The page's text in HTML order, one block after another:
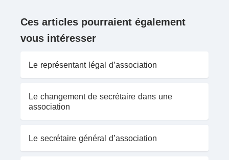
Ces articles pourraient également
vous intéresser
Le représentant légal d’association
Le changement de secrétaire dans une
association
Le secrétaire général d’association